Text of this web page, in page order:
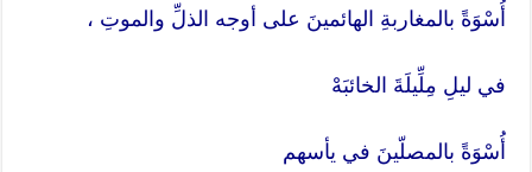
أُسْوَةً بالمغاربةِ الهائمينَ على أوجه الذلِّ والموتِ ،
في ليلِ مِلِّيلَةَ الخائبَهْ
أُسْوَةً بالمصلّينَ في يأسهم